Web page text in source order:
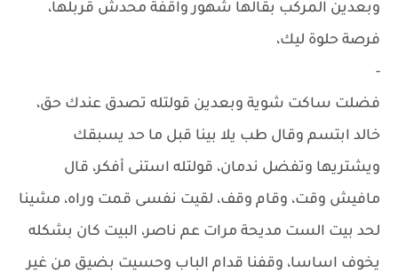
وبعدين المركب بقالها شهور واقفة محدش قربلها،
فرصة حلوة ليك،
-
فضلت ساكت شوية وبعدين قولتله تصدق عندك حق،
خالد ابتسم وقال طب يلا بينا قبل ما حد يسبقك
ويشتريها وتفضل ندمان، قولتله استنى أفكر، قال
مافيش وقت، وقام وقف، لقيت نفسى قمت وراه، مشينا
لحد بيت الست مديحة مرات عم ناصر، البيت كان بشكله
يخوف اساسا، وقفنا قدام الباب وحسيت بضيق من غير